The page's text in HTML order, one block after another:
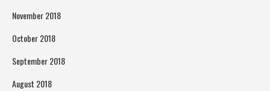
November 2018
October 2018
September 2018
August 2018